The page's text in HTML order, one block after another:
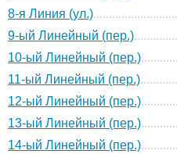
8-я Линия (ул.)
9-ый Линейный (пер.)
10-ый Линейный (пер.)
11-ый Линейный (пер.)
12-ый Линейный (пер.)
13-ый Линейный (пер.)
14-ый Линейный (пер.)